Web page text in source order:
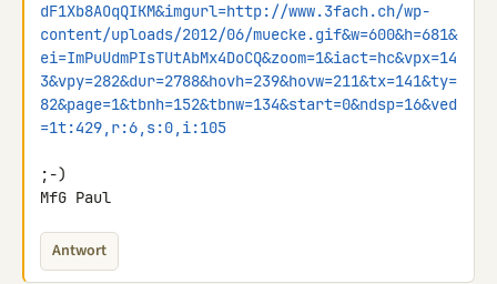
dF1Xb8AOqQIKM&imgurl=http://www.3fach.ch/wp-
content/uploads/2012/06/muecke.gif&w=600&h=681&
ei=ImPuUdmPIsTUtAbMx4DoCQ&zoom=1&iact=hc&vpx=14
3&vpy=282&dur=2788&hovh=239&hovw=211&tx=141&ty=
82&page=1&tbnh=152&tbnw=134&start=0&ndsp=16&ved
=1t:429,r:6,s:0,i:105
;-)
MfG Paul
Antwort